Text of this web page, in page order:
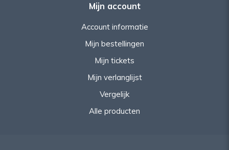
Mijn account
Account informatie
Mijn bestellingen
Mijn tickets
Mijn verlanglijst
Vergelijk
Alle producten